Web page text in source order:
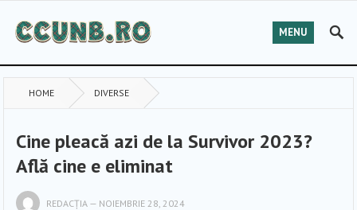
MENU
HOME DIVERSE
Cine pleacă azi de la Survivor 2023?
Află cine e eliminat
REDACȚIA — NOIEMBRIE 28, 2024